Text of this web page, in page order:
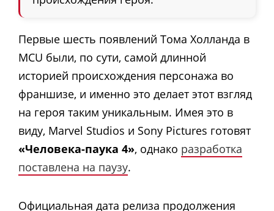
Первые шесть появлений Тома Холланда в
MCU были, по сути, самой длинной
историей происхождения персонажа во
франшизе, и именно это делает этот взгляд
на героя таким уникальным. Имея это в
виду, Marvel Studios и Sony Pictures готовят
«Человека-паука 4», однако разработка
поставлена на паузу.
Официальная дата релиза продолжения